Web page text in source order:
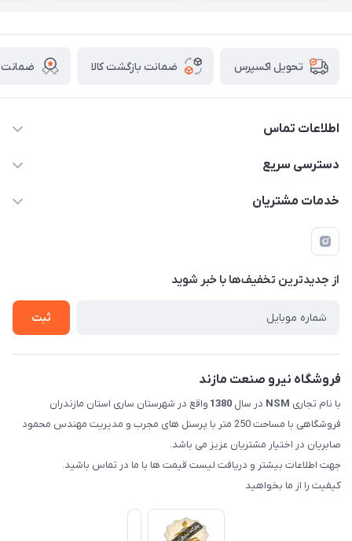
تحویل اکسپرس ضمانت بازگشت کالا ضمانت
اطلاعات تماس
011-33376810 /// 09123594705 /// 09030910517
عبوری 32 فروشگاه نیرو صنعت مازند (صابریان)
دسترسی سریع
حساب کاربری
لیست محصولات
درباره ما
خدمات مشتریان
قوانین و مقررات
حریم خصوصی
راهنما
از جدید‌ترین تخفیف‌ها با‌ خبر شوید
ثبت
فروشگاه نیرو صنعت مازند
با نام تجاری NSM در سال 1380 واقع در شهرستان ساری استان مازندران
فروشگاهی با مساحت 250 متر با پرسنل های مجرب و مدیریت مهندس محمود
صابریان در اختیار مشتریان عزیز می باشد.
جهت اطلاعات بیشتر و دریافت لیست قیمت ها با ما در تماس باشید.
کیفیت را از ما بخواهید